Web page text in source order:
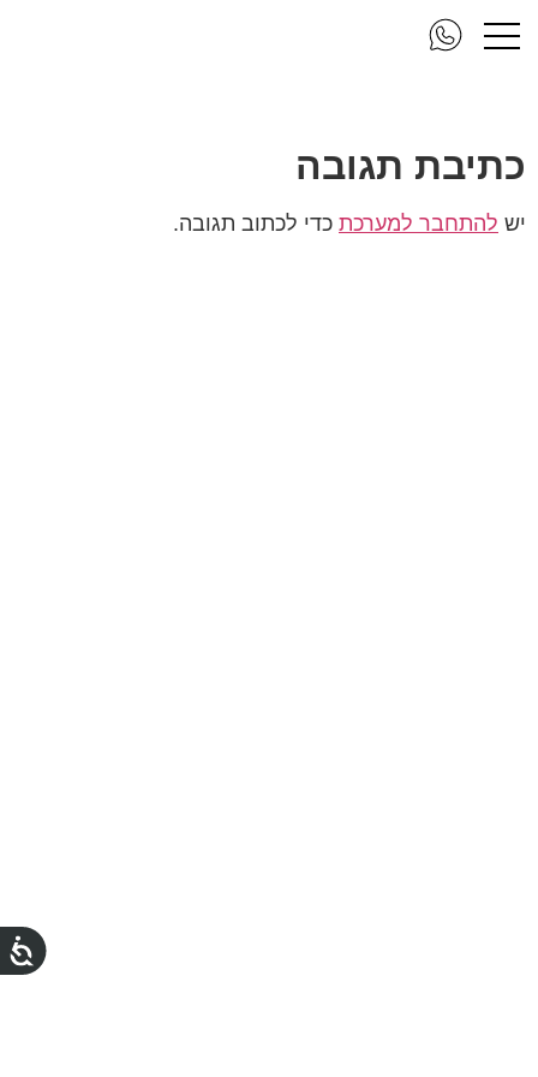
clarity1 s
כתיבת תגובה
יש להתחבר למערכת כדי לכתוב תגובה.